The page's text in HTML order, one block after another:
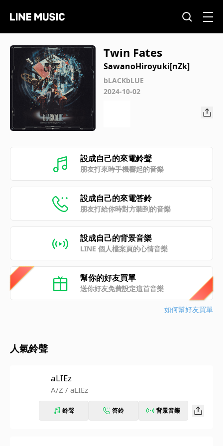
Twin Fates
SawanoHiroyuki[nZk]
bLACKbLUE
2024-10-02
設成自己的來電鈴聲
朋友打來時手機響起的音樂
設成自己的來電答鈴
朋友打給你時對方聽到的音樂
設成自己的背景音樂
LINE 個人檔案頁的心情音樂
幫你的好友買單
送你好友免費設定這首音樂
如何幫好友買單
人氣鈴聲
aLIEz
A/Z / aLIEz
鈴聲 答鈴 背景音樂